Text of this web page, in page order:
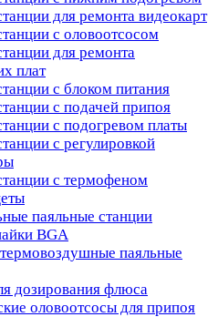
для ремонта видеокарт
с оловоотсосом
для ремонта
плат
с блоком питания
с подачей припоя
с подогревом платы
с регулировкой
с термофеном
паяльные станции
BGA
паяльные
дозирования флюса
оловоотсосы для припоя